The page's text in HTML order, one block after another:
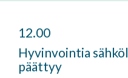
12.00
Hyvinvointia
päättyy